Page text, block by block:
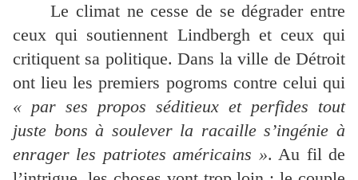
Le climat ne cesse de se dégrader entre
ceux qui soutiennent Lindbergh et ceux qui
critiquent sa politique. Dans la ville de Détroit
ont lieu les premiers pogroms contre celui qui
« par ses propos séditieux et perfides tout
juste bons à soulever la racaille s’ingénie à
enrager les patriotes américains ». Au fil de